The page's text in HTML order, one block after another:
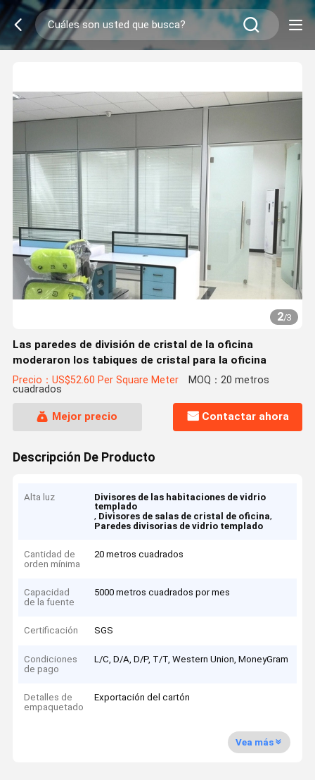
2/3
Las paredes de división de cristal de la oficina
moderaron los tabiques de cristal para la oficina
Precio：US$52.60 Per Square Meter MOQ：20 metros
cuadrados
Mejor precio Contactar ahora
Descripción De Producto
Alta luz
Divisores de las habitaciones de vidrio
templado
, Divisores de salas de cristal de oficina,
Paredes divisorias de vidrio templado
Cantidad de
orden mínima
20 metros cuadrados
Capacidad
de la fuente
5000 metros cuadrados por mes
Certificación SGS
Condiciones
de pago
L/C, D/A, D/P, T/T, Western Union, MoneyGram
Detalles de
empaquetado
Exportación del cartón
Vea más